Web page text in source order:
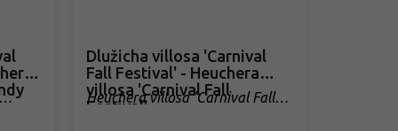
Dlužicha villosa 'Carnival
Fall Festival' - Heuchera
villosa 'Carnival Fall
Festival'
Heuchera villosa 'Carnival Fall